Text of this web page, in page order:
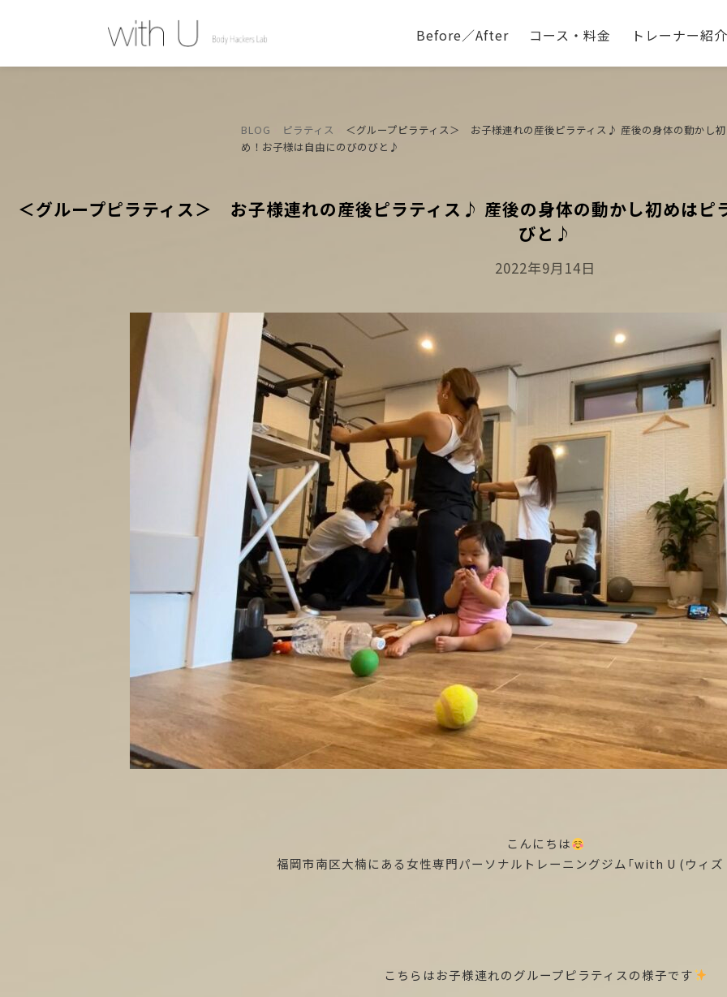
Before／After コース・料金 トレーナー紹介
BLOG ピラティス
＜グループピラティス＞ お子様連れの産後ピラティス♪ 産後の身体の動かし
め！お子様は自由にのびのびと♪
＜グループピラティス＞ お子様連れの産後ピラティス♪ 産後の身体の動かし初めはピ
びと♪
Posted
2022年9月14日
こんにちは
福岡市南区大楠にある女性専門パーソナルトレーニングジム「with U (ウィズ
こちらはお子様連れのグループピラティスの様子です